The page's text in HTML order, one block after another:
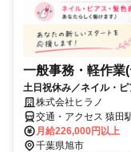
一般事務・軽作業
土日祝休み／ネイル・
株式会社ヒラノ
交通・アクセス 猿田
月給226,000円以上
千葉県旭市